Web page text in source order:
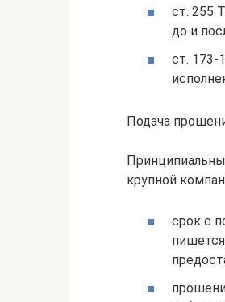
ст. 255
до и
ст. 173-
Подача
крупной
срок с